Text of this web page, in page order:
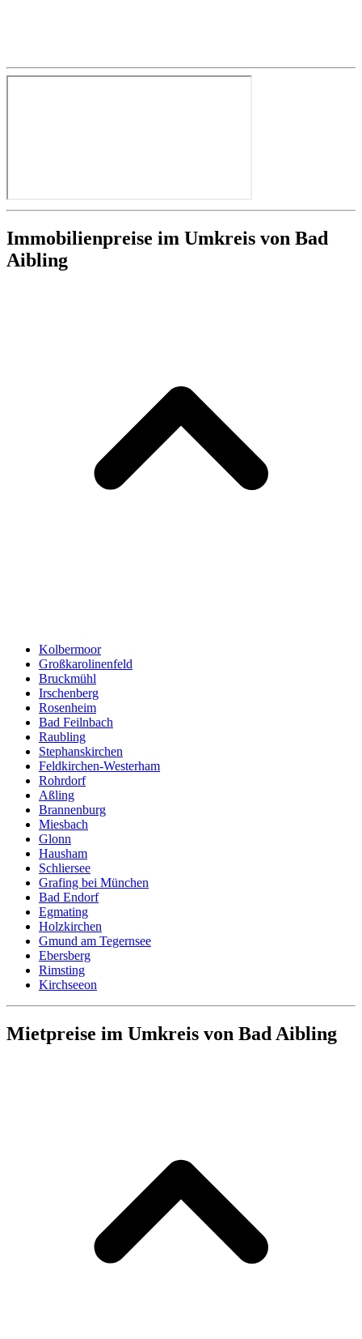
Immobilienpreise im Umkreis von Bad
Aibling
Kolbermoor
Großkarolinenfeld
Bruckmühl
Irschenberg
Rosenheim
Bad Feilnbach
Raubling
Stephanskirchen
Feldkirchen-Westerham
Rohrdorf
Aßling
Brannenburg
Miesbach
Glonn
Hausham
Schliersee
Grafing bei München
Bad Endorf
Egmating
Holzkirchen
Gmund am Tegernsee
Ebersberg
Rimsting
Kirchseeon
Mietpreise im Umkreis von Bad Aibling